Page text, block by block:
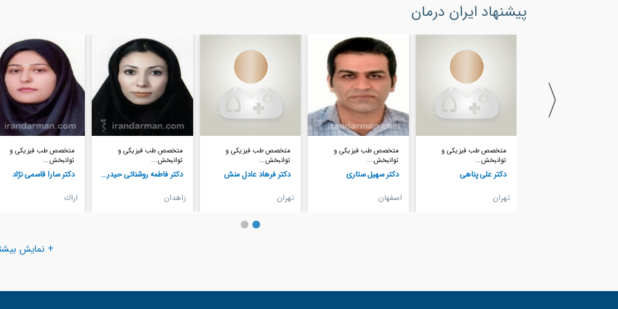
پیشنهاد ایران درمان
متخصص طب فیزیکی و
توانبخش...
دکتر سهیل ستاری
اصفهان
متخصص طب فیزیکی و
توانبخش...
دکتر فرهاد عادل منش
تهران
متخصص طب فیزیکی و
توانبخش...
دکتر فاطمه روشنائی حیدر...
زاهدان
متخصص طب فیزیکی و
توانبخش...
دکتر سارا قاسمی نژاد
اراك
متخصص طب فیزیکی و
توانبخش...
دکتر آرزو آذرخش
شهركرد
+ نمایش